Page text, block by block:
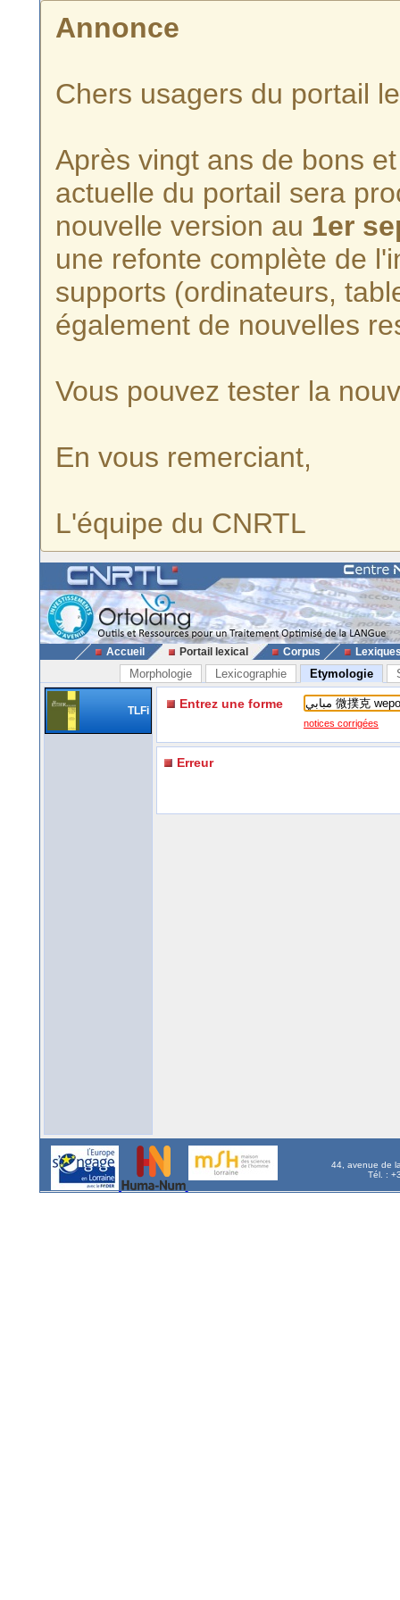
Annonce
Chers usagers du portail
Après vingt ans de bons
actuelle du portail sera
nouvelle version au 1er
une refonte complète de
supports (ordinateurs,
également de nouvelles
Vous pouvez tester la
En vous remerciant,
L'équipe du CNRTL
Accueil Portail lexical Corpus
Morphologie Lexicographie Etymologie
TLFi Entrez une forme
notices corrigées
Erreur
44, avenue de
Tél. :